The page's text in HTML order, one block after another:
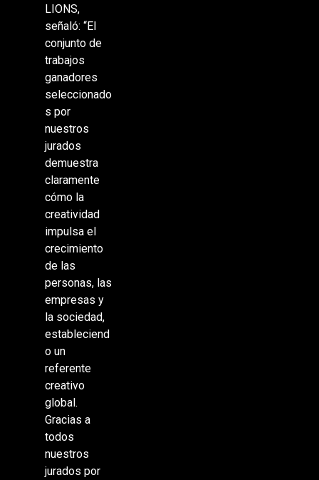
LIONS,
señaló: “El
conjunto de
trabajos
ganadores
seleccionado
s por
nuestros
jurados
demuestra
claramente
cómo la
creatividad
impulsa el
crecimiento
de las
personas, las
empresas y
la sociedad,
estableciend
o un
referente
creativo
global.
Gracias a
todos
nuestros
jurados por